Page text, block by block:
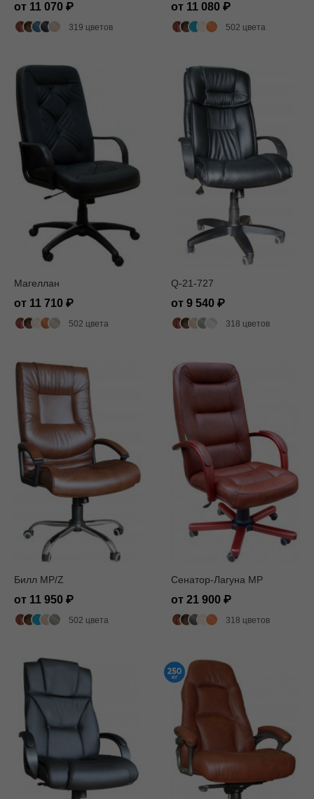
от 11 070
319 цветов
от 11 080
502 цвета
Магеллан
от 11 710
502 цвета
Q-21-727
от 9 540
318 цветов
Билл MP/Z
от 11 950
502 цвета
Сенатор-Лагуна MP
от 21 900
318 цветов